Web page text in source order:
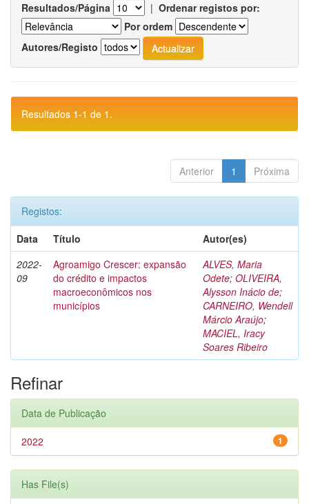
Resultados/Página | Ordenar registos por:
Por ordem
Autores/Registo
Resultados 1-1 de 1.
Anterior 1 Próxima
Registos:
Data
Título
Autor(es)
2022-
09
Agroamigo Crescer: expansão
do crédito e impactos
macroeconômicos nos
municípios
ALVES, Maria
Odete; OLIVEIRA,
Alysson Inácio de;
CARNEIRO, Wendell
Márcio Araújo;
MACIEL, Iracy
Soares Ribeiro
Refinar
Data de Publicação
1
2022
Has File(s)